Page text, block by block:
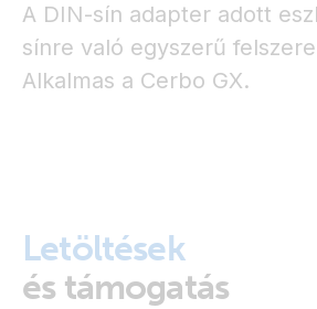
A DIN-sín adapter adott
sínre való egyszerű
Alkalmas a Cerbo GX.
Letöltések
és támogatás